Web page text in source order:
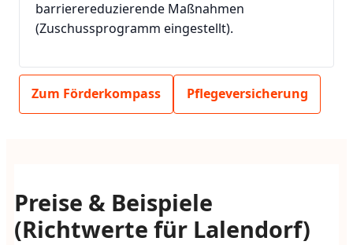
barrierereduzierende Maßnahmen
(Zuschussprogramm eingestellt).
Zum Förderkompass Pflegeversicherung
Preise & Beispiele
(Richtwerte für Lalendorf)